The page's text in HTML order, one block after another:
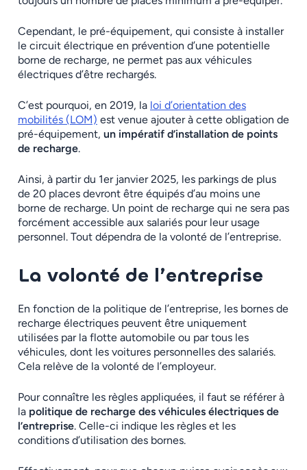
Cependant, le pré-équipement, qui consiste à installer
le circuit électrique en prévention d’une potentielle
borne de recharge, ne permet pas aux véhicules
électriques d’être rechargés.
C’est pourquoi, en 2019, la loi d’orientation des
mobilités (LOM) est venue ajouter à cette obligation de
pré-équipement, un impératif d’installation de points
de recharge.
Ainsi, à partir du 1er janvier 2025, les parkings de plus
de 20 places devront être équipés d’au moins une
borne de recharge. Un point de recharge qui ne sera pas
forcément accessible aux salariés pour leur usage
personnel. Tout dépendra de la volonté de l’entreprise.
La volonté de l’entreprise
En fonction de la politique de l’entreprise, les bornes de
recharge électriques peuvent être uniquement
utilisées par la flotte automobile ou par tous les
véhicules, dont les voitures personnelles des salariés.
Cela relève de la volonté de l’employeur.
Pour connaître les règles appliquées, il faut se référer à
la politique de recharge des véhicules électriques de
l’entreprise. Celle-ci indique les règles et les
conditions d’utilisation des bornes.